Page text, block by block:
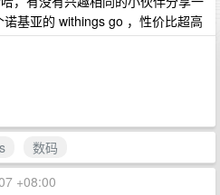
基亚的 withings go ，性价比超高
数码
+08:00